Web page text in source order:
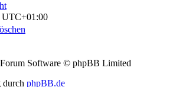
UTC+01:00
Software © phpBB Limited
durch phpBB.de